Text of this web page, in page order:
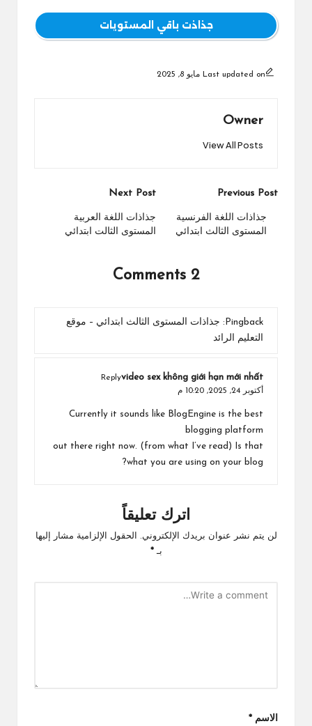
جذاذت باقي المستويات
Last updated on مايو 8, 2025
Owner
View All Posts
Post
navigation
Previous Post
جذاذات اللغة الفرنسية
المستوى الثالث ابتدائي
Next Post
جذاذات اللغة العربية
المستوى الثالت ابتدائي
2 Comments
Pingback:
جذاذات المستوى الثالث ابتدائي – موقع
التعليم الرائد
video sex không giới hạn mới nhất
Reply
أكتوبر 24, 2025,
10:20 م
Currently it sounds like BlogEngine is the best
blogging platform
out there right now. (from what I’ve read) Is that
what you are using on your blog?
اترك تعليقاً
لن يتم نشر عنوان بريدك الإلكتروني.
الحقول الإلزامية مشار إليها
بـ*
الاسم *